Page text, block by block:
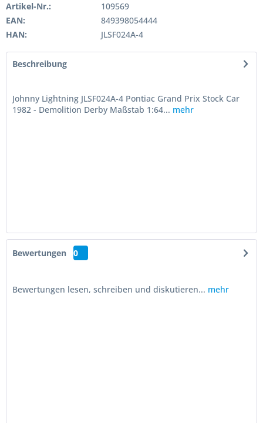
Artikel-Nr.:
109569
EAN:
849398054444
HAN:
JLSF024A-4
Beschreibung
Johnny Lightning JLSF024A-4 Pontiac Grand Prix Stock Car
1982 - Demolition Derby Maßstab 1:64... mehr
Bewertungen 0
Bewertungen lesen, schreiben und diskutieren... mehr